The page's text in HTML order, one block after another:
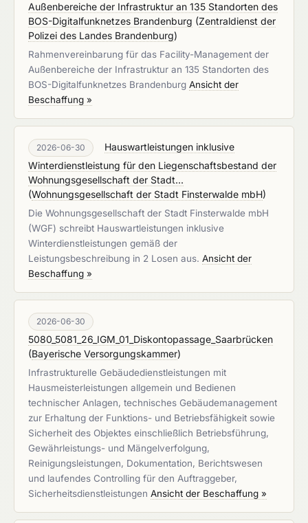
Außenbereiche der Infrastruktur an 135 Standorten des
BOS-Digitalfunknetzes Brandenburg (Zentraldienst der
Polizei des Landes Brandenburg)
Rahmenvereinbarung für das Facility-Management der
Außenbereiche der Infrastruktur an 135 Standorten des
BOS-Digitalfunknetzes Brandenburg Ansicht der
Beschaffung »
2026-06-30
Hauswartleistungen inklusive
Winterdienstleistung für den Liegenschaftsbestand der
Wohnungsgesellschaft der Stadt...
(Wohnungsgesellschaft der Stadt Finsterwalde mbH)
Die Wohnungsgesellschaft der Stadt Finsterwalde mbH
(WGF) schreibt Hauswartleistungen inklusive
Winterdienstleistungen gemäß der
Leistungsbeschreibung in 2 Losen aus. Ansicht der
Beschaffung »
2026-06-30
5080_5081_26_IGM_01_Diskontopassage_Saarbrücken
(Bayerische Versorgungskammer)
Infrastrukturelle Gebäudedienstleistungen mit
Hausmeisterleistungen allgemein und Bedienen
technischer Anlagen, technisches Gebäudemanagement
zur Erhaltung der Funktions- und Betriebsfähigkeit sowie
Sicherheit des Objektes einschließlich Betriebsführung,
Gewährleistungs- und Mängelverfolgung,
Reinigungsleistungen, Dokumentation, Berichtswesen
und laufendes Controlling für den Auftraggeber,
Sicherheitsdienstleistungen Ansicht der Beschaffung »